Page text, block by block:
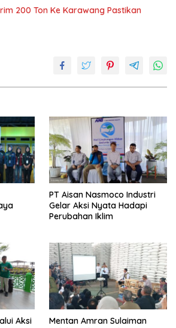
200 Ton Ke Karawang Pastikan
PT Aisan Nasmoco Industri
Gelar Aksi Nyata Hadapi
Perubahan Iklim
Aksi
Mentan Amran Sulaiman